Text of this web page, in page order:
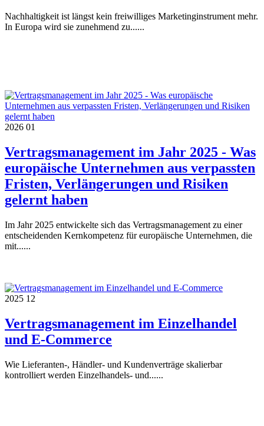
Nachhaltigkeit ist längst kein freiwilliges Marketinginstrument mehr.
In Europa wird sie zunehmend zu......
2026 01
Vertragsmanagement im Jahr 2025 - Was
europäische Unternehmen aus verpassten
Fristen, Verlängerungen und Risiken
gelernt haben
Im Jahr 2025 entwickelte sich das Vertragsmanagement zu einer
entscheidenden Kernkompetenz für europäische Unternehmen, die
mit......
2025 12
Vertragsmanagement im Einzelhandel
und E-Commerce
Wie Lieferanten-, Händler- und Kundenverträge skalierbar
kontrolliert werden Einzelhandels- und......